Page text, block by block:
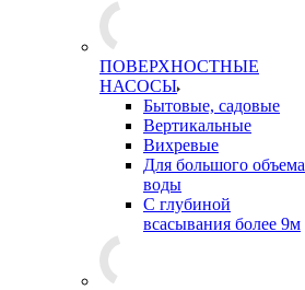
ПОВЕРХНОСТНЫЕ
НАСОСЫ
Бытовые, садовые
Вертикальные
Вихревые
Для большого объема
воды
С глубиной
всасывания более 9м